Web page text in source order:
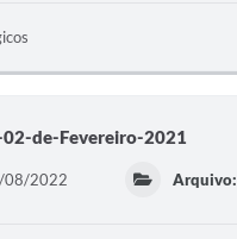
de-Fevereiro-2021
08/2022 Arquivo: